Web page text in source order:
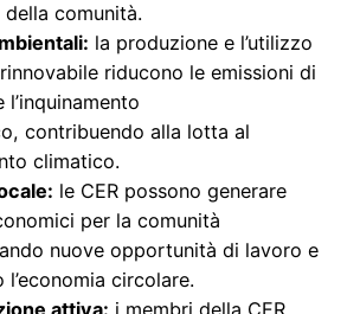
comunità.
la produzione e l’utilizzo
riducono le emissioni di
l’inquinamento
contribuendo alla lotta al
climatico.
le CER possono generare
per la comunità
nuove opportunità di lavoro e
l’economia circolare.